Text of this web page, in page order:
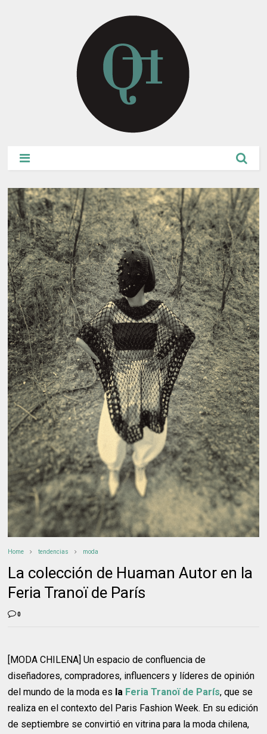
Home tendencias moda
La colección de Huaman Autor en la
Feria Tranoï de París
0
[MODA CHILENA] Un espacio de confluencia de
diseñadores, compradores, influencers y líderes de opinión
del mundo de la moda es la Feria Tranoï de París, que se
realiza en el contexto del Paris Fashion Week. En su edición
de septiembre se convirtió en vitrina para la moda chilena,